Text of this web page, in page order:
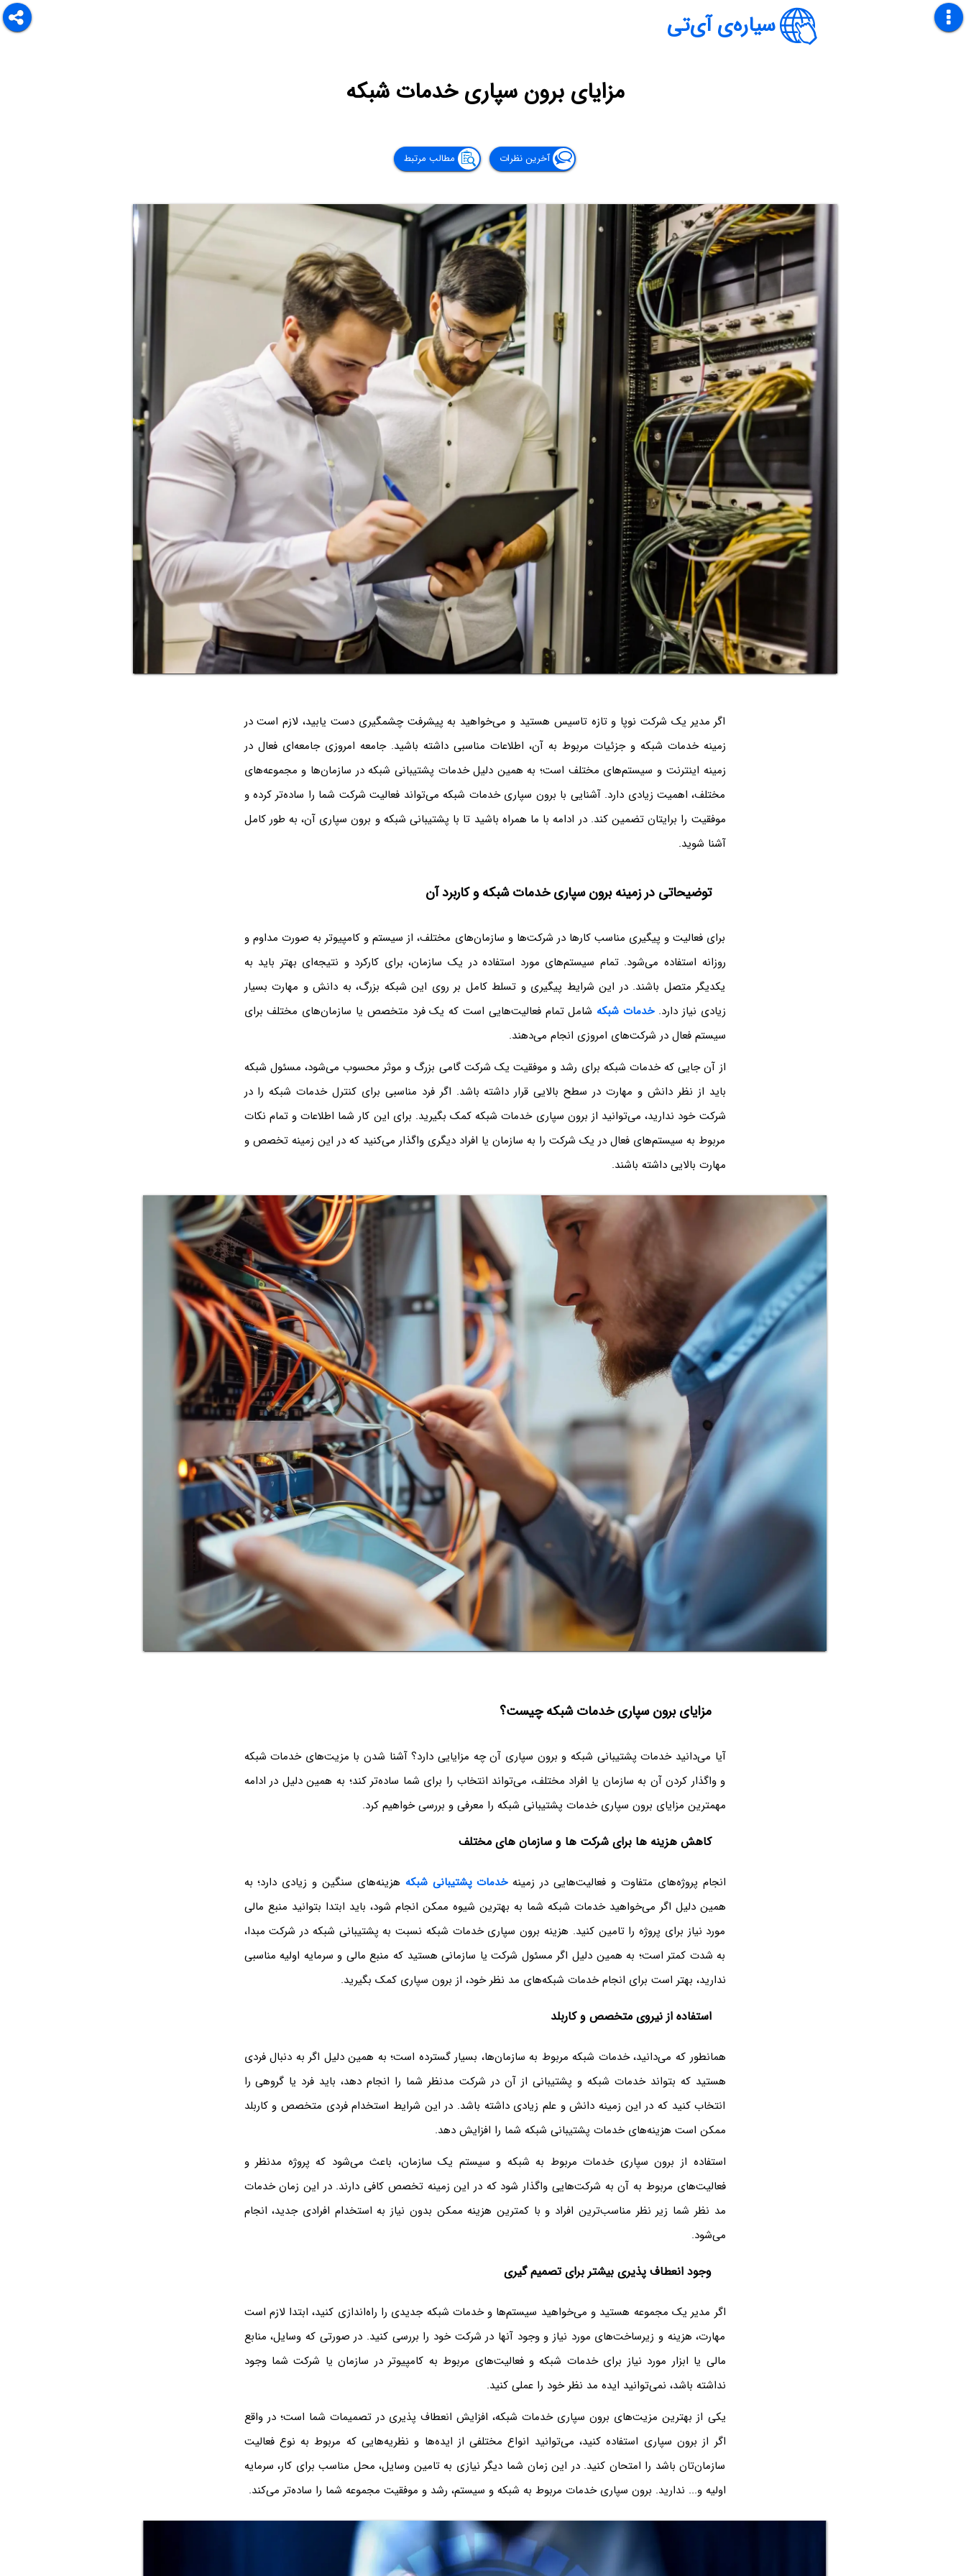
سیاره‌ی آی‌تی
مزایای برون سپاری خدمات شبکه
آخرین نظرات مطالب مرتبط
اگر مدیر یک شرکت نوپا و تازه تاسیس هستید و می‌خواهید به پیشرفت چشمگیری دست یابید، لازم است در
زمینه خدمات شبکه و جزئیات مربوط به آن، اطلاعات مناسبی داشته باشید. جامعه امروزی جامعه‌ای فعال در
زمینه اینترنت و سیستم‌های مختلف است؛ به همین دلیل خدمات پشتیبانی شبکه در سازمان‌ها و مجموعه‌های
مختلف، اهمیت زیادی دارد. آشنایی با برون سپاری خدمات شبکه می‌تواند فعالیت شرکت شما را ساده‌تر کرده و
موفقیت را برایتان تضمین کند. در ادامه با ما همراه باشید تا با پشتیبانی شبکه و برون سپاری آن، به طور کامل
آشنا شوید.
توضیحاتی در زمینه برون سپاری خدمات شبکه و کاربرد آن
برای فعالیت و پیگیری مناسب کارها در شرکت‌ها و سازمان‌های مختلف، از سیستم و کامپیوتر به صورت مداوم و
روزانه استفاده می‌شود. تمام سیستم‌های مورد استفاده در یک سازمان، برای کارکرد و نتیجه‌ای بهتر باید به
یکدیگر متصل باشند. در این شرایط پیگیری و تسلط کامل بر روی این شبکه بزرگ، به دانش و مهارت بسیار
زیادی نیاز دارد.خدمات شبکه شامل تمام فعالیت‌هایی است که یک فرد متخصص یا سازمان‌های مختلف برای
سیستم فعال در شرکت‌های امروزی انجام می‌دهند.
از آن جایی که خدمات شبکه برای رشد و موفقیت یک شرکت گامی بزرگ و موثر محسوب می‌شود، مسئول شبکه
باید از نظر دانش و مهارت در سطح بالایی قرار داشته باشد. اگر فرد مناسبی برای کنترل خدمات شبکه را در
شرکت خود ندارید، می‌توانید از برون سپاری خدمات شبکه کمک بگیرید. برای این کار شما اطلاعات و تمام نکات
مربوط به سیستم‌های فعال در یک شرکت را به سازمان یا افراد دیگری واگذار می‌کنید که در این زمینه تخصص و
مهارت بالایی داشته باشند.
مزایای برون سپاری خدمات شبکه چیست؟
آیا می‌دانید خدمات پشتیبانی شبکه و برون سپاری آن چه مزایایی دارد؟ آشنا شدن با مزیت‌های خدمات شبکه
و واگذار کردن آن به سازمان یا افراد مختلف، می‌تواند انتخاب را برای شما ساده‌تر کند؛ به همین دلیل در ادامه
مهمترین مزایای برون سپاری خدمات پشتیبانی شبکه را معرفی و بررسی خواهیم کرد.
کاهش هزینه ‌ها برای شرکت ‌ها و سازمان‌ های مختلف
انجام پروژه‌های متفاوت و فعالیت‌هایی در زمینهخدمات پشتیبانی شبکه هزینه‌های سنگین و زیادی دارد؛ به
همین دلیل اگر می‌خواهید خدمات شبکه شما به بهترین شیوه ممکن انجام شود، باید ابتدا بتوانید منبع مالی
مورد نیاز برای پروژه را تامین کنید. هزینه برون سپاری خدمات شبکه نسبت به پشتیبانی شبکه در شرکت مبدا،
به شدت کمتر است؛ به همین دلیل اگر مسئول شرکت یا سازمانی هستید که منبع مالی و سرمایه اولیه مناسبی
ندارید، بهتر است برای انجام خدمات شبکه‌های مد نظر خود، از برون سپاری کمک بگیرید.
استفاده از نیروی متخصص و کاربلد
همانطور که می‌دانید، خدمات شبکه مربوط به سازمان‌ها، بسیار گسترده است؛ به همین دلیل اگر به دنبال فردی
هستید که بتواند خدمات شبکه و پشتیبانی از آن در شرکت مدنظر شما را انجام دهد، باید فرد یا گروهی را
انتخاب کنید که در این زمینه دانش و علم زیادی داشته باشد. در این شرایط استخدام فردی متخصص و کاربلد
ممکن است هزینه‌های خدمات پشتیبانی شبکه شما را افزایش دهد.
استفاده از برون سپاری خدمات مربوط به شبکه و سیستم یک سازمان، باعث می‌شود که پروژه مدنظر و
فعالیت‌های مربوط به آن به شرکت‌هایی واگذار شود که در این زمینه تخصص کافی دارند. در این زمان خدمات
مد نظر شما زیر نظر مناسب‌ترین افراد و با کمترین هزینه ممکن بدون نیاز به استخدام افرادی جدید، انجام
می‌شود.
وجود انعطاف پذیری بیشتر برای تصمیم گیری
اگر مدیر یک مجموعه هستید و می‌خواهید سیستم‌ها و خدمات شبکه جدیدی را راه‌اندازی کنید، ابتدا لازم است
مهارت، هزینه و زیرساخت‌های مورد نیاز و وجود آنها در شرکت خود را بررسی کنید. در صورتی که وسایل، منابع
مالی یا ابزار مورد نیاز برای خدمات شبکه و فعالیت‌های مربوط به کامپیوتر در سازمان یا شرکت شما وجود
نداشته باشد، نمی‌توانید ایده مد نظر خود را عملی کنید.
یکی از بهترین مزیت‌های برون سپاری خدمات شبکه، افزایش انعطاف پذیری در تصمیمات شما است؛ در واقع
اگر از برون سپاری استفاده کنید، می‌توانید انواع مختلفی از ایده‌ها و نظریه‌هایی که مربوط به نوع فعالیت
سازمان‌تان باشد را امتحان کنید. در این زمان شما دیگر نیازی به تامین وسایل، محل مناسب برای کار، سرمایه
اولیه و... ندارید. برون سپاری خدمات مربوط به شبکه و سیستم، رشد و موفقیت مجموعه شما را ساده‌تر می‌کند.